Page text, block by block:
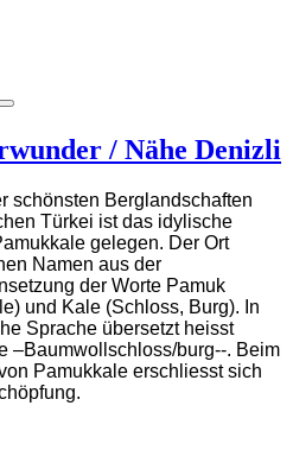
/ Nähe Denizli
schönsten Berglandschaften
Türkei ist das idylische
gelegen. Der Ort
Namen aus der
der Worte Pamuk
und Kale (Schloss, Burg). In
Sprache übersetzt heisst
–Baumwollschloss/burg--. Beim
Pamukkale erschliesst sich